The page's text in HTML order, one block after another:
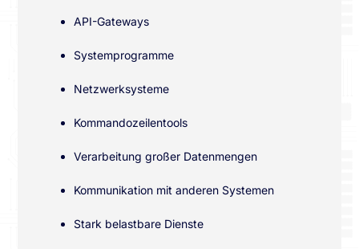
API-Gateways
Systemprogramme
Netzwerksysteme
Kommandozeilentools
Verarbeitung großer Datenmengen
Kommunikation mit anderen Systemen
Stark belastbare Dienste